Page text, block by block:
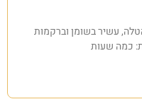
עשיר בשומן וברקמות
כמה שעות